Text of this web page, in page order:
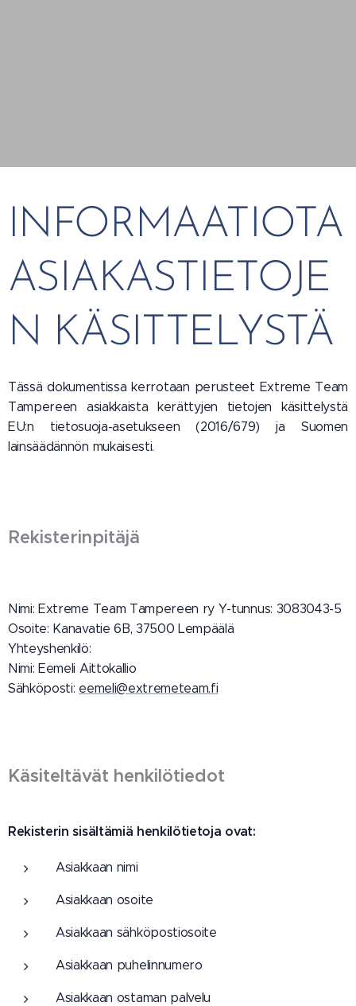
INFORMAATIOTA
ASIAKASTIETOJE
N KÄSITTELYSTÄ
Tässä dokumentissa kerrotaan perusteet Extreme Team
Tampereen asiakkaista kerättyjen tietojen käsittelystä
EU:n tietosuoja-asetukseen (2016/679) ja Suomen
lainsäädännön mukaisesti.
Rekisterinpitäjä
Nimi: Extreme Team Tampereen ry Y-tunnus: 3083043-5
Osoite: Kanavatie 6B, 37500 Lempäälä
Yhteyshenkilö:
Nimi: Eemeli Aittokallio
Sähköposti: eemeli@extremeteam.fi
Käsiteltävät henkilötiedot
Rekisterin sisältämiä henkilötietoja ovat:
Asiakkaan nimi
Asiakkaan osoite
Asiakkaan sähköpostiosoite
Asiakkaan puhelinnumero
Asiakkaan ostaman palvelu